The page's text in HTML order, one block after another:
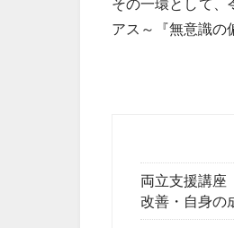
その一環として、
アス～『無意識の
両立支援講座
改善・自身の